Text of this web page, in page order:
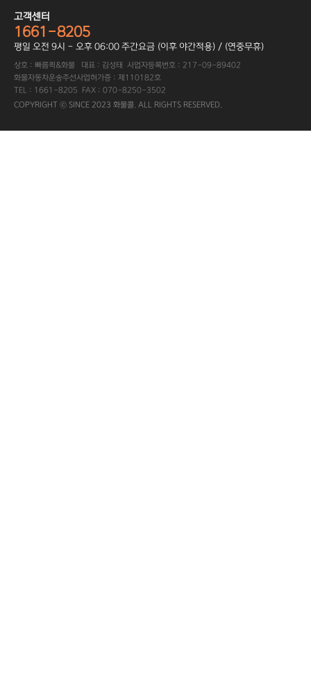
고객센터
1661-8205
평일 오전 9시 - 오후 06:00 주간요금 (이후 야간적용) / (연중무휴)
상호 : 빠름퀵&화물 대표 : 김성태 사업자등록번호 : 217-09-89402
화물자동차운송주선사업허가증 : 제110182호
TEL : 1661-8205 FAX : 070-8250-3502
COPYRIGHT ⓒ SINCE 2023 화물콜. ALL RIGHTS RESERVED.